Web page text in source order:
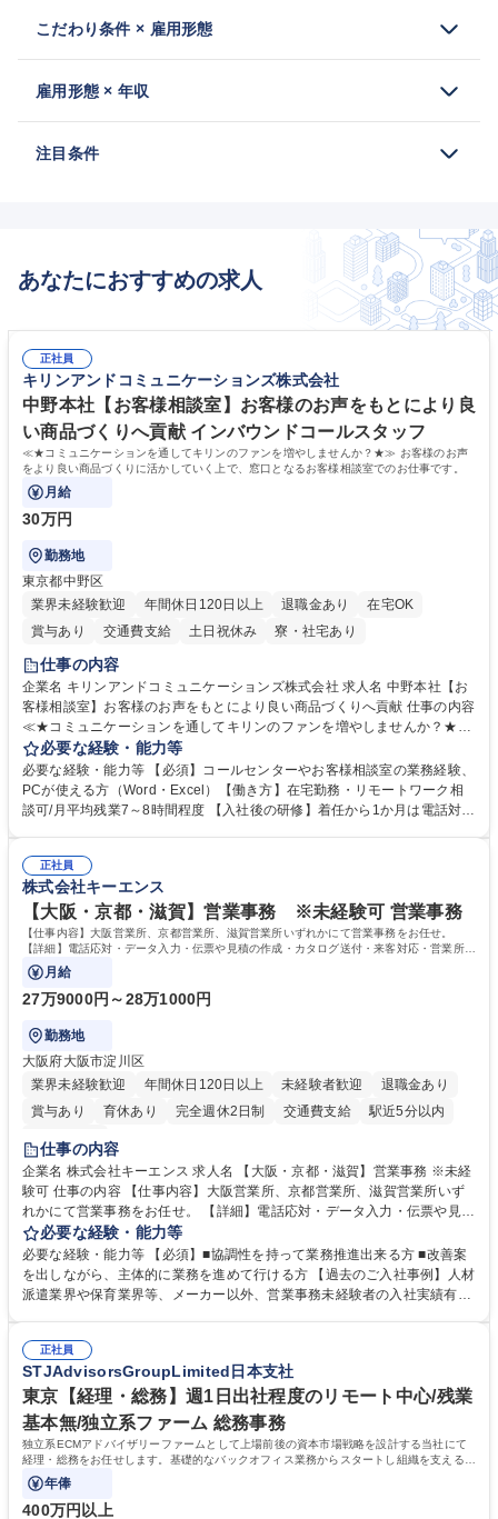
こだわり条件 × 雇用形態
雇用形態 × 年収
注目条件
あなたにおすすめの求人
正社員
キリンアンドコミュニケーションズ株式会社
中野本社【お客様相談室】お客様のお声をもとにより良
い商品づくりへ貢献 インバウンドコールスタッフ
≪★コミュニケーションを通してキリンのファンを増やしませんか？★≫ お客様のお声
をより良い商品づくりに活かしていく上で、窓口となるお客様相談室でのお仕事です。
月給
30万円
勤務地
東京都中野区
業界未経験歓迎
年間休日120日以上 退職金あり
在宅OK
賞与あり
交通費支給 土日祝休み 寮・社宅あり
仕事の内容
企業名 キリンアンドコミュニケーションズ株式会社 求人名 中野本社【お
客様相談室】お客様のお声をもとにより良い商品づくりへ貢献 仕事の内容
≪★コミュニケーションを通してキリンのファンを増やしませんか？★≫
お客様のお声をより良い商品づくりに活かしていく上で、窓口となるお客
様相談室でのお仕事です。 日々お客様からいただくキリングループへのご
意見を、企業活動に活かしています。お客様からの声に迅速かつ誠意をも
って対応、情報提供するとともにグループ内活動に反映しています。 【具
平均100件前後■メール・手紙：同上40件前後 募集職種 中野本社【お客様
相談室】お客様のお声をもとにより良い商品づくりへ貢献
必要な経験・能力等
必要な経験・能力等 【必須】コールセンターやお客様相談室の業務経験、
PCが使える方（Word・Excel）【働き方】在宅勤務・リモートワーク相
談可/月平均残業7～8時間程度 【入社後の研修】着任から1か月は電話対応
すのでご安心ください。 【当社について】キリングループの広報機能を担
う会社として、お客様との出会いを大切にし、磨き上げたホスピタリティ
を込めてコミュニケーションをとりながら広報関連業務を行っておりま
す。 学歴・資格 学歴：大学院 大学 高専 短大 専修学校 高校 語学力： 資
格：
正社員
株式会社キーエンス
【大阪・京都・滋賀】営業事務 ※未経験可 営業事務
【仕事内容】大阪営業所、京都営業所、滋賀営業所いずれかにて営業事務をお任せ。
【詳細】電話応対・データ入力・伝票や見積の作成・カタログ送付・来客対応・営業所内
で発生する事務業務や業務改善をお任せ。
月給
27万9000円～28万1000円
勤務地
大阪府大阪市淀川区
業界未経験歓迎
年間休日120日以上 未経験者歓迎
退職金あり
賞与あり
育休あり 完全週休2日制 交通費支給
駅近5分以内
土日祝休み
仕事の内容
企業名 株式会社キーエンス 求人名 【大阪・京都・滋賀】営業事務 ※未経
験可 仕事の内容 【仕事内容】大阪営業所、京都営業所、滋賀営業所いず
れかにて営業事務をお任せ。 【詳細】電話応対・データ入力・伝票や見積
の作成・カタログ送付・来客対応・営業所内で発生する事務業務や業務改
善をお任せ。 【教育制度】ご入社後、育成担当とペアになりながらOJTに
て業務を覚えていただくことが可能です。業務システムがきちんと構築さ
れているため、スムーズに仕事に慣れることができる環境です。また、
募集職種 【大阪・京都・滋賀】営業事務 ※未経験可
必要な経験・能力等
必要な経験・能力等 【必須】■協調性を持って業務推進出来る方 ■改善案
を出しながら、主体的に業務を進めて行ける方 【過去のご入社事例】人材
派遣業界や保育業界等、メーカー以外、営業事務未経験者の入社実績有
えて、お客様や社員の状況に合わせ、能動的なサポート、改善の動きも期
待され。組織を支えるスペシャリストとして、チームに貢献し、結果的に
社員から頼られる存在になることができます。平均19:30の退勤以降の業
務の持ち帰りも禁止されており、メリハリのある働き方となります。 学
歴・資格 学歴：大学院 大学 高専 短大 語学力： 資格：
正社員
STJAdvisorsGroupLimited日本支社
東京【経理・総務】週1日出社程度のリモート中心/残業
基本無/独立系ファーム 総務事務
独立系ECMアドバイザリーファームとして上場前後の資本市場戦略を設計する当社にて
経理・総務をお任せします。基礎的なバックオフィス業務からスタートし組織を支える専
任担当として広く活躍できる環境です。
年俸
400万円以上